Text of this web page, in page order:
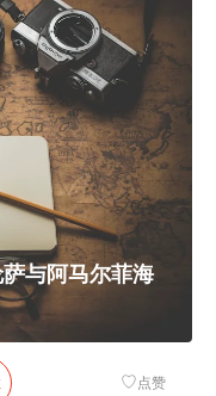
与阿马尔菲海
♡ 点赞